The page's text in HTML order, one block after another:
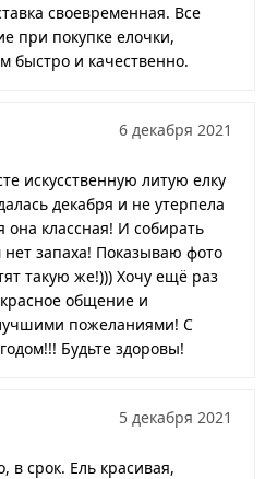
своевременная. Все
при покупке елочки,
быстро и качественно.
6 декабря 2021
искусственную литую елку
декабря и не утерпела
она классная! И собирать
нет запаха! Показываю фото
такую же!))) Хочу ещё раз
общение и
пожеланиями! С
Будьте здоровы!
5 декабря 2021
в срок. Ель красивая,